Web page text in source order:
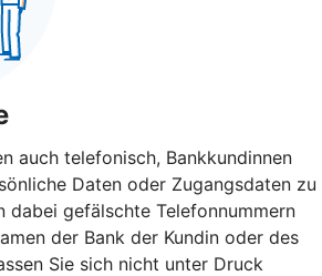
auch telefonisch, Bankkundinnen
Daten oder Zugangsdaten zu
dabei gefälschte Telefonnummern
der Bank der Kundin oder des
Sie sich nicht unter Druck